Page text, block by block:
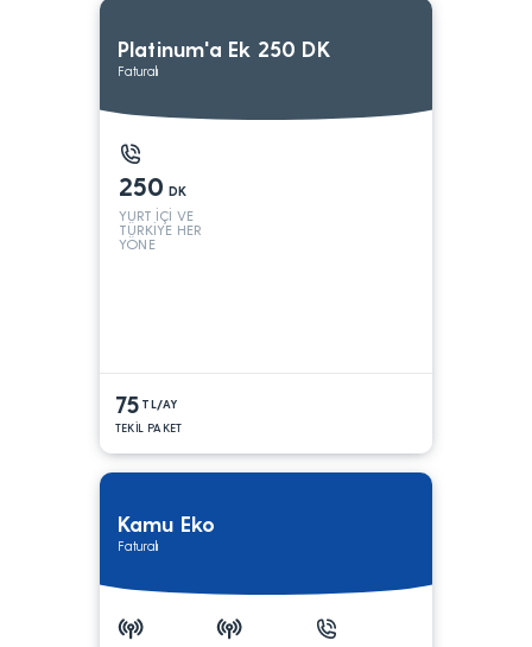
Platinum'a Ek 250 DK
Faturalı
250 DK
YURT İÇİ VE
TÜRKİYE HER
YÖNE
75 TL/AY
TEKİL PAKET
Kamu Eko
Faturalı